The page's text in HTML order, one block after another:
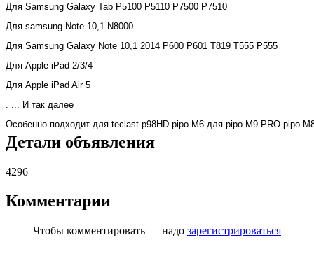
Для Samsung Galaxy Tab P5100 P5110 P7500 P7510
Для samsung Note 10,1 N8000
Для Samsung Galaxy Note 10,1 2014 P600 P601 T819 T555 P555
Для Apple iPad 2/3/4
Для Apple iPad Air 5
. ... И так далее
Особенно подходит для teclast p98HD pipo M6 для pipo M9 PRO pipo
Детали объявления
4296
Комментарии
Чтобы комментировать — надо зарегистрироваться